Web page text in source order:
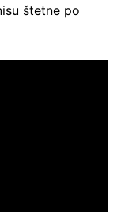
štetne po